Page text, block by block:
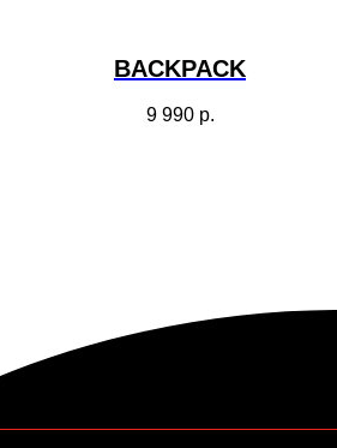
BACKPACK
9 990 р.